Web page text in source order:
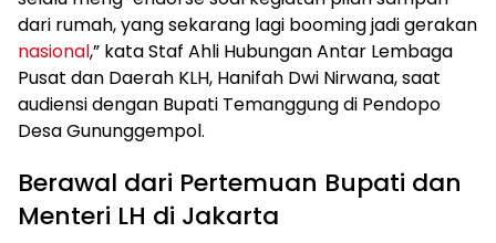
dari rumah, yang sekarang lagi booming jadi gerakan
nasional,” kata Staf Ahli Hubungan Antar Lembaga
Pusat dan Daerah KLH, Hanifah Dwi Nirwana, saat
audiensi dengan Bupati Temanggung di Pendopo
Desa Gununggempol.
Berawal dari Pertemuan Bupati dan
Menteri LH di Jakarta